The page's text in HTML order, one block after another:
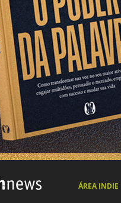
ÁREA INDIE